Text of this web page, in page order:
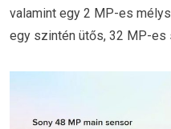
valamint egy 2 MP-es
egy szintén ütős, 32 MP-